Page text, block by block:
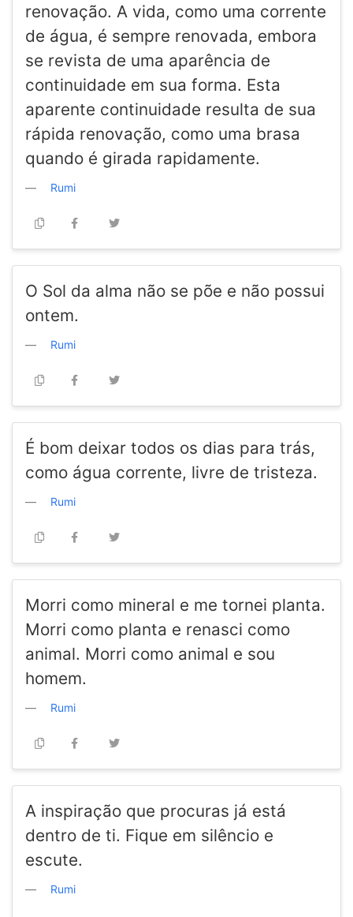
renovação. A vida, como uma corrente
de água, é sempre renovada, embora
se revista de uma aparência de
continuidade em sua forma. Esta
aparente continuidade resulta de sua
rápida renovação, como uma brasa
quando é girada rapidamente.
Rumi
O Sol da alma não se põe e não possui
ontem.
Rumi
É bom deixar todos os dias para trás,
como água corrente, livre de tristeza.
Rumi
Morri como mineral e me tornei planta.
Morri como planta e renasci como
animal. Morri como animal e sou
homem.
Rumi
A inspiração que procuras já está
dentro de ti. Fique em silêncio e
escute.
Rumi